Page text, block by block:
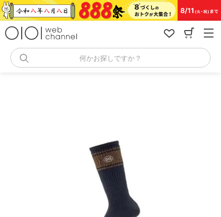
コ
ン
何かお探しですか？